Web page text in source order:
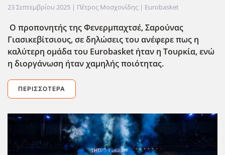
23 Σεπτεμβρίου 2025 | Πέτρος Μοσχονίδης | Eurobasket
Ο προπονητής της Φενερμπαχτσέ, Σαρούνας
Γιασικεβίτσιους, σε δηλώσεις του ανέφερε πως η
καλύτερη ομάδα του Eurobasket ΄ηταν η Τουρκία, ενώ
η διοργάνωση ήταν χαμηλής ποιότητας.
ΠΕΡΙΣΣΌΤΕΡΑ